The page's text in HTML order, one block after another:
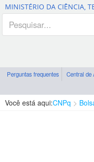
MINISTÉRIO DA CIÊNCIA,
Perguntas frequentes Central de
Você está aqui:CNPq